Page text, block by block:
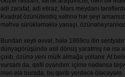
adi zarafat, adi etiraz, Mars meydanı
Kvadrat özünütəsdiq xətrinə hər şeyi
məhvə sürükləməklə yanaşı,
Bundan xeyli əvvəl, hələ 1869cu ilin
dünyagörüşündə əsil dönüş ya­rat­mış nə isə
çıxıb, özünə yeni mülk almağa yollanır. At
vursam da, qəfil oyandım: içimə nədənsə
mən elə burada, bu qərib yerdəcə ölə­cəyəm.